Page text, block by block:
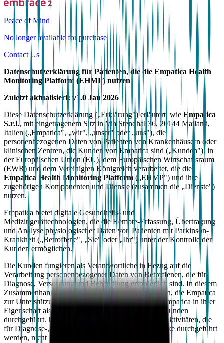
Peace of Mind
No longer available for purchase
Contact Us
Datenschutzerklärung für Patienten, die die Empatica Health
Monitoring Platform (EHMP) nutzen
Zuletzt aktualisiert: v1.0 Jan 2026
Diese Datenschutzerklärung („Erklärung") erläutert, wie Empatica
S.r.l., mit eingetragenem Sitz in Via Stendhal 36, 20144 Mailand,
Italien („Empatica", „wir", „unser" oder „uns"), die
personenbezogenen Daten von Patienten von Krankenhäusern oder
klinischen Zentren, die Kunden von Empatica sind („Kunden"), in
der Europäischen Union (EU), dem Europäischen Wirtschaftsraum
(EWR) und dem Vereinigten Königreich verarbeitet, die die
Empatica Health Monitoring Platform („EHMP") und ihre
zugehörigen Komponenten und Dienste (zusammen die „Dienste")
nutzen.
Empatica bietet digitale Gesundheits- und
Medizingerättechnologien, die die Remote-Erfassung, Übertragung
und Analyse physiologischer Daten von Patienten mit Parkinson-
Krankheit („Betroffene", „Sie" oder „Ihr") unter der Kontrolle der
Kunden ermöglichen.
Die Kunden fungieren als Verantwortliche in Bezug auf die
Verarbeitung personenbezogener Daten von Betroffenen, die für
Diagnose, Versorgung und Behandlung erforderlich sind. In diesem
Zusammenhang werden alle Verarbeitungsaktivitäten, die Empatica
zur Unterstützung dieser Zwecke durchführt, von Empatica in ihrer
Eigenschaft als Auftragsverarbeiter im Namen der Kunden
durchgeführt. Dementsprechend sind Verarbeitungsaktivitäten, die
für Diagnose-, Versorgungs- und Behandlungszwecke durchgeführt
werden, nicht in dieser Erklärung enthalten.